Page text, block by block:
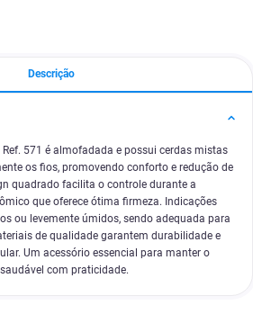
Descrição
Ref. 571 é almofadada e possui cerdas mistas
os fios, promovendo conforto e redução de
quadrado facilita o controle durante a
que oferece ótima firmeza. Indicações
ou levemente úmidos, sendo adequada para
de qualidade garantem durabilidade e
Um acessório essencial para manter o
com praticidade.